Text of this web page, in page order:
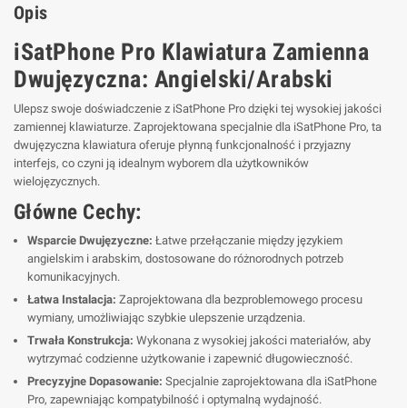
Opis
iSatPhone Pro Klawiatura Zamienna
Dwujęzyczna: Angielski/Arabski
Ulepsz swoje doświadczenie z iSatPhone Pro dzięki tej wysokiej jakości
zamiennej klawiaturze. Zaprojektowana specjalnie dla iSatPhone Pro, ta
dwujęzyczna klawiatura oferuje płynną funkcjonalność i przyjazny
interfejs, co czyni ją idealnym wyborem dla użytkowników
wielojęzycznych.
Główne Cechy:
Wsparcie Dwujęzyczne: Łatwe przełączanie między językiem
angielskim i arabskim, dostosowane do różnorodnych potrzeb
komunikacyjnych.
Łatwa Instalacja: Zaprojektowana dla bezproblemowego procesu
wymiany, umożliwiając szybkie ulepszenie urządzenia.
Trwała Konstrukcja: Wykonana z wysokiej jakości materiałów, aby
wytrzymać codzienne użytkowanie i zapewnić długowieczność.
Precyzyjne Dopasowanie: Specjalnie zaprojektowana dla iSatPhone
Pro, zapewniając kompatybilność i optymalną wydajność.